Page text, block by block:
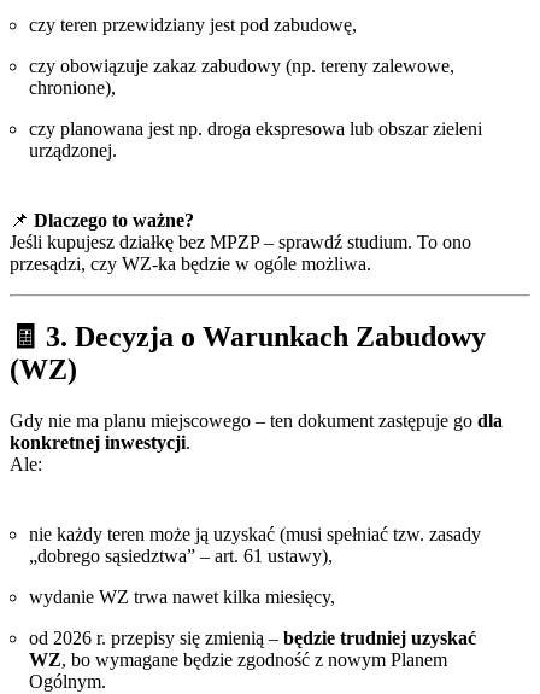
czy teren przewidziany jest pod zabudowę,
czy obowiązuje zakaz zabudowy (np. tereny zalewowe,
chronione),
czy planowana jest np. droga ekspresowa lub obszar zieleni
urządzonej.
📌 Dlaczego to ważne?
Jeśli kupujesz działkę bez MPZP – sprawdź studium. To ono
przesądzi, czy WZ-ka będzie w ogóle możliwa.
🧾 3. Decyzja o Warunkach Zabudowy
(WZ)
Gdy nie ma planu miejscowego – ten dokument zastępuje go dla
konkretnej inwestycji.
Ale:
nie każdy teren może ją uzyskać (musi spełniać tzw. zasady
„dobrego sąsiedztwa” – art. 61 ustawy),
wydanie WZ trwa nawet kilka miesięcy,
od 2026 r. przepisy się zmienią – będzie trudniej uzyskać
WZ, bo wymagane będzie zgodność z nowym Planem
Ogólnym.